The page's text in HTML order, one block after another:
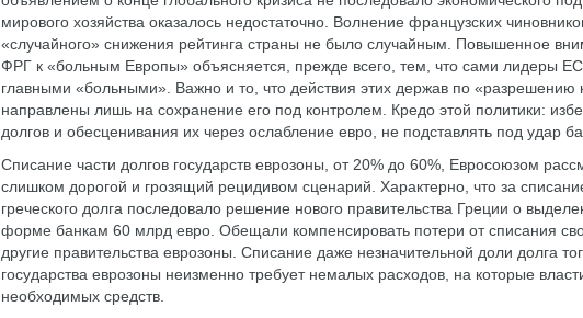
мирового хозяйства оказалось недостаточно. Волнение французских
«случайного» снижения рейтинга страны не было случайным. Повышенное
ФРГ к «больным Европы» объясняется, прежде всего, тем, что сами лидеры
главными «больными». Важно и то, что действия этих держав по «разрешению
направлены лишь на сохранение его под контролем. Кредо этой политики:
долгов и обесценивания их через ослабление евро, не подставлять под удар
Списание части долгов государств еврозоны, от 20% до 60%, Евросоюзом
слишком дорогой и грозящий рецидивом сценарий. Характерно, что за
греческого долга последовало решение нового правительства Греции о
форме банкам 60 млрд евро. Обещали компенсировать потери от списания
другие правительства еврозоны. Списание даже незначительной доли долга
государства еврозоны неизменно требует немалых расходов, на которые
необходимых средств.